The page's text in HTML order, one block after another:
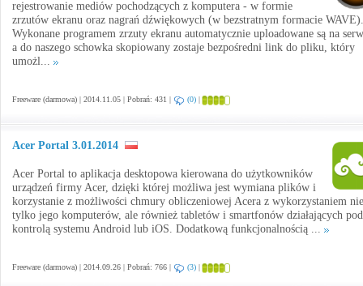
rejestrowanie mediów pochodzących z komputera - w formie
zrzutów ekranu oraz nagrań dźwiękowych (w bezstratnym formacie WAVE).
Wykonane programem zrzuty ekranu automatycznie uploadowane są na
a do naszego schowka skopiowany zostaje bezpośredni link do pliku, który
umożl...
Freeware (darmowa) | 2014.11.05 | Pobrań: 431 | (0) |
Acer Portal 3.01.2014
Acer Portal to aplikacja desktopowa kierowana do użytkowników
urządzeń firmy Acer, dzięki której możliwa jest wymiana plików i
korzystanie z możliwości chmury obliczeniowej Acera z wykorzystaniem nie
tylko jego komputerów, ale również tabletów i smartfonów działających pod
kontrolą systemu Android lub iOS. Dodatkową funkcjonalnością ...
Freeware (darmowa) | 2014.09.26 | Pobrań: 766 | (3) |